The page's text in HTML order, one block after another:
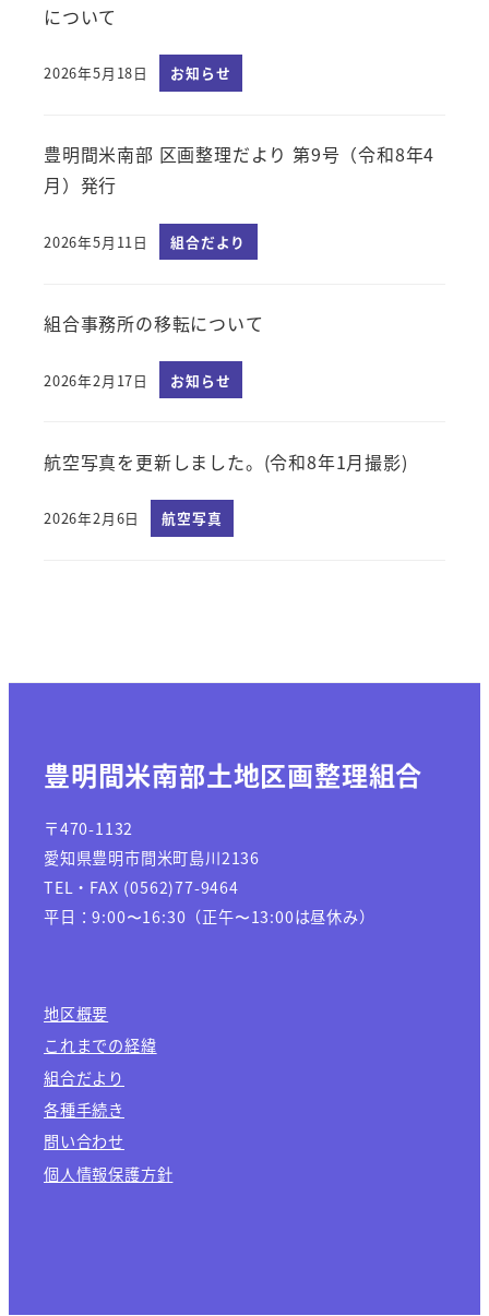
について
投稿日
2026年5月18日 お知らせ
豊明間米南部 区画整理だより 第9号（令和8年4
月）発行
投稿日
2026年5月11日 組合だより
組合事務所の移転について
投稿日
2026年2月17日 お知らせ
航空写真を更新しました。(令和8年1月撮影)
投稿日
2026年2月6日 航空写真
豊明間米南部土地区画整理組合
〒470-1132
愛知県豊明市間米町島川2136
TEL・FAX (0562)77-9464
平日：9:00〜16:30（正午〜13:00は昼休み）
地区概要
これまでの経緯
組合だより
各種手続き
問い合わせ
個人情報保護方針